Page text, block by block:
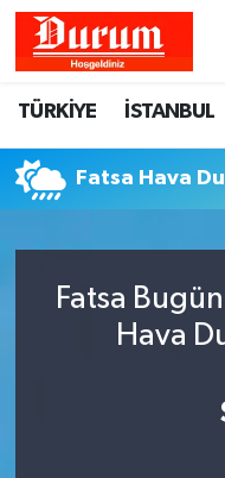
TÜRKİYE İSTANBUL
Fatsa Hava
Fatsa
Hava
Hava Durumu
Namaz Vakitleri
Süper Lig Puan